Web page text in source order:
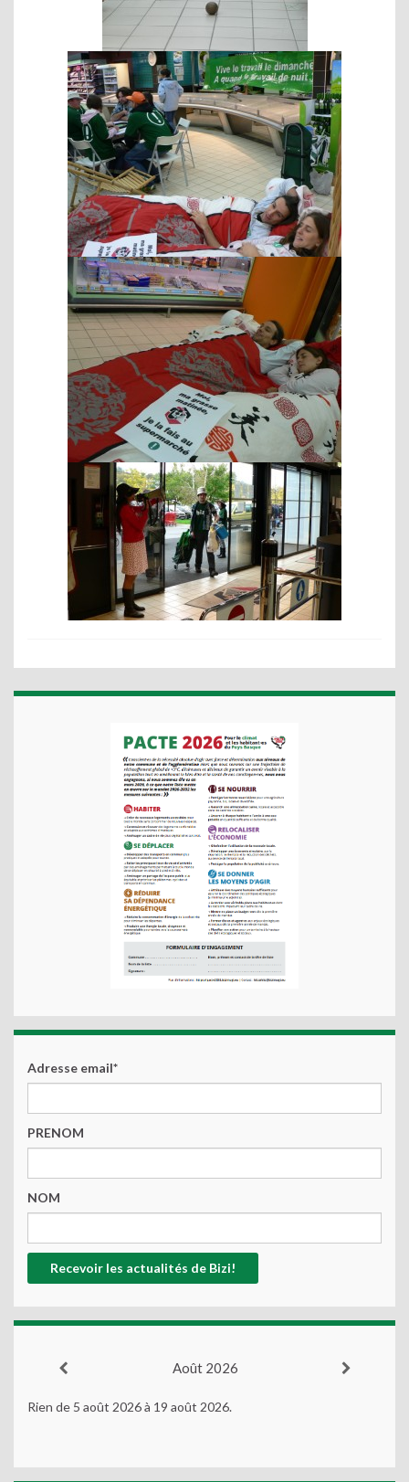
Adresse email*
PRENOM
NOM
Août 2026
Rien de 5 août 2026 à 19 août 2026.